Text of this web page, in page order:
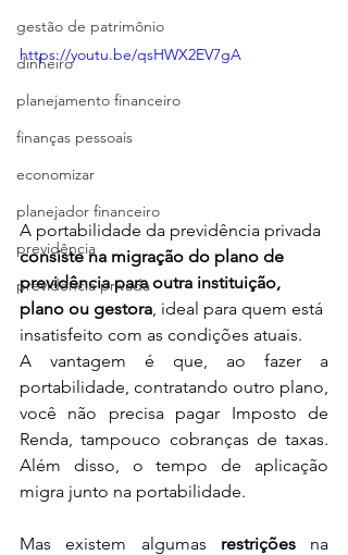
gestão de patrimônio
dinheiro
planejamento financeiro
finanças pessoais
economizar
planejador financeiro
previdência
previdência privada
https://youtu.be/qsHWX2EV7gA
A portabilidade da previdência privada
consiste na migração do plano de
previdência para outra instituição,
plano ou gestora , ideal para quem está
insatisfeito com as condições atuais.
A vantagem é que, ao fazer a
portabilidade, contratando outro plano,
você não precisa pagar Imposto de
Renda, tampouco cobranças de taxas.
Além disso, o tempo de aplicação
migra junto na portabilidade.
Mas existem algumas restrições na